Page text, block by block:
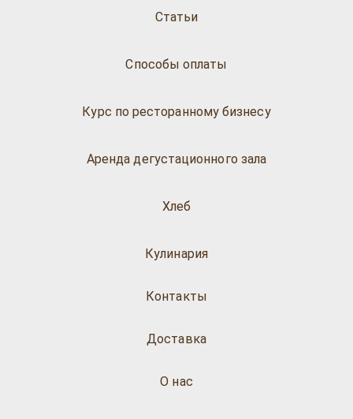
Статьи
Способы оплаты
Курс по ресторанному бизнесу
Аренда дегустационного зала
Хлеб
Кулинария
О нас
Доставка
Контакты